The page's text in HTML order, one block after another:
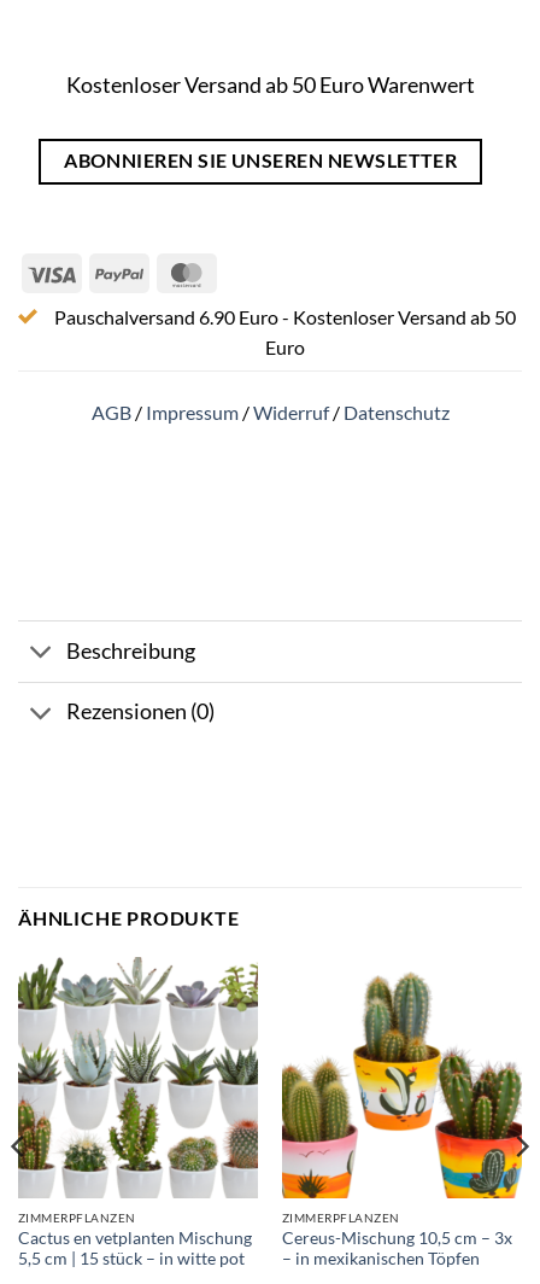
Kostenloser Versand ab 50 Euro Warenwert
ABONNIEREN SIE UNSEREN NEWSLETTER
Visa PayPal
Pauschalversand 6.90 Euro - Kostenloser Versand ab 50
Euro
AGB/ Impressum/Widerruf/ Datenschutz
Beschreibung
Rezensionen (0)
ÄHNLICHE PRODUKTE
ZIMMERPFLANZEN
Cactus en vetplanten Mischung
5,5 cm | 15 stück – in witte pot
ZIMMERPFLANZEN
Cereus-Mischung 10,5 cm – 3x
– in mexikanischen Töpfen